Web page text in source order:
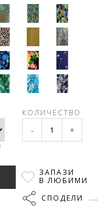
КОЛИЧЕСТВО
- +
ЗАПАЗИ
В ЛЮБИМИ
СПОДЕЛИ